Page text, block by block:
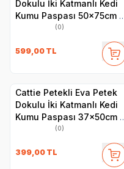
Dokulu İki Katmanlı Kedi
Kumu Paspası 50x75cm -
(0)
599,00 TL
Cattie Petekli Eva Petek
Dokulu İki Katmanlı Kedi
Kumu Paspası 37x50cm -
(0)
399,00 TL